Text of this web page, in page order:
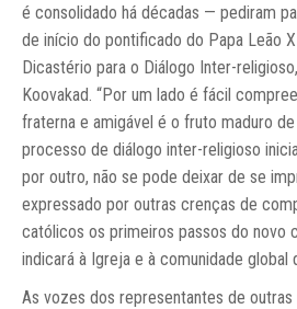
é consolidado há décadas — pediram
de início do pontificado do Papa Leão
Dicastério para o Diálogo Inter-
Koovakad. “Por um lado é fácil
fraterna e amigável é o fruto maduro
processo de diálogo inter-religioso
por outro, não se pode deixar de se
expressado por outras crenças de
católicos os primeiros passos do novo
indicará à Igreja e à comunidade global
As vozes dos representantes de